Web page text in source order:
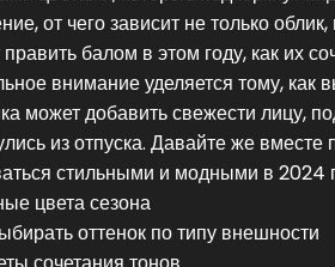
от чего зависит не только
править балом в этом году, как их
внимание уделяется тому,
может добавить свежести лицу,
из отпуска. Давайте же
стильными и модными в 2024
цвета сезона
оттенок по типу внешности